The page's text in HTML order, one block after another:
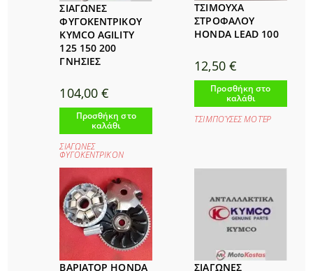
ΣΙΑΓΩΝΕΣ
ΦΥΓΟΚΕΝΤΡΙΚΟΥ
KYMCO AGILITY
125 150 200
ΓΝΗΣΙΕΣ
104,00€
Προσθήκη στο
καλάθι
ΣΙΑΓΩΝΕΣ
ΦΥΓΟΚΕΝΤΡΙΚΟΝ
ΤΣΙΜΟΥΧΑ
ΣΤΡΟΦΑΛΟΥ
HONDA LEAD 100
12,50 €
Προσθήκη στο
καλάθι
ΤΣΙΜΠΟΎΣΕΣ ΜΟΤΈΡ
ΒΑΡΙΑΤΟΡ HONDA ΣΙΑΓΩΝΕΣ